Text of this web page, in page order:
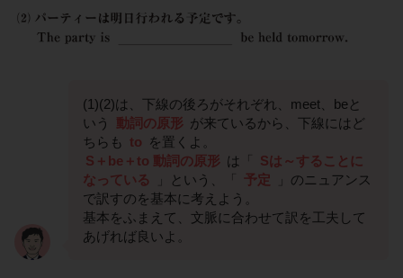
(1)(2)は、下線の後ろがそれぞれ、meet、beと
いう
動詞の原形 が来ているから、下線にはど
ちらも to を置くよ。
S＋be＋to 動詞の原形 は「
Sは～することに
なっている
」という、「 予定
」のニュアンス
で訳すのを基本に考えよう。
基本をふまえて、文脈に合わせて訳を工夫して
あげれば良いよ。